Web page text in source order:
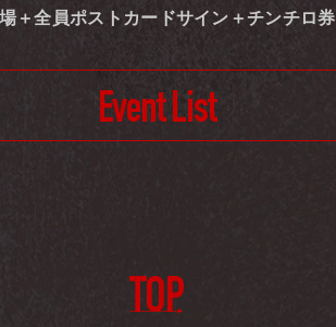
全員ポストカードサイン＋チンチロ券
Event List
TOP